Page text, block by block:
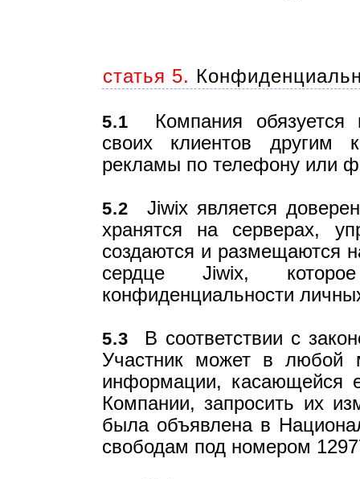
статья 5.
5.1 Компания обязуется
своих клиентов другим
рекламы по телефону или
5.2 Jiwix является
хранятся на серверах,
создаются и размещаются
сердце Jiwix,
конфиденциальности
5.3 В соответствии с
Участник может в любой
информации, касающейся
Компании, запросить их
была объявлена в
свободам под номером